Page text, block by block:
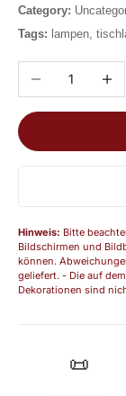
Category:
Tags: lampen,
Anzahl verringern
Hinweis: Bitte
Bildschirmen und
können.
geliefert. - Die auf
Dekorationen sind
📜